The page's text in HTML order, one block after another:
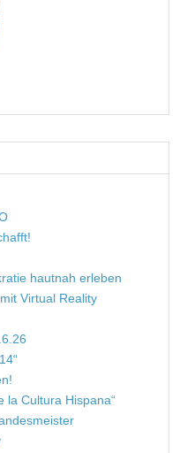
hautnah erleben
Virtual Reality
la Cultura Hispana“